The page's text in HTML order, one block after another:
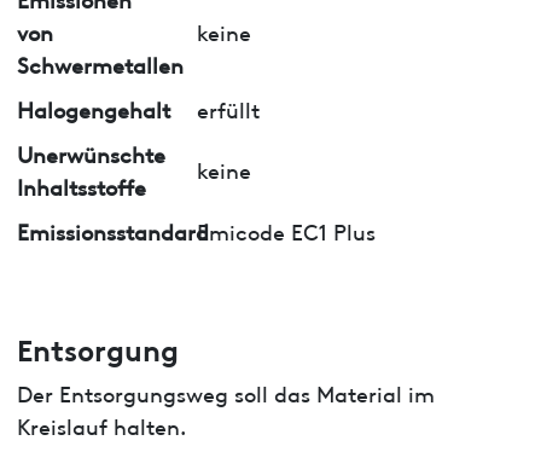
von
Schwermetallen
keine
Halogengehalt
erfüllt
Unerwünschte
Inhaltsstoffe
keine
EmissionsstandardEmicode EC1 Plus
Entsorgung
Der Entsorgungsweg soll das Material im
Kreislauf halten.